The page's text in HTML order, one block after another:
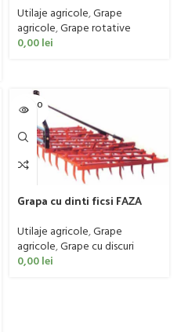
Utilaje agricole,Grape
agricole,Grape rotative
0,00lei
SOLD O
UT
Grapa cu dinti ficsi FAZA
Utilaje agricole,Grape
agricole,Grape cu discuri
0,00lei